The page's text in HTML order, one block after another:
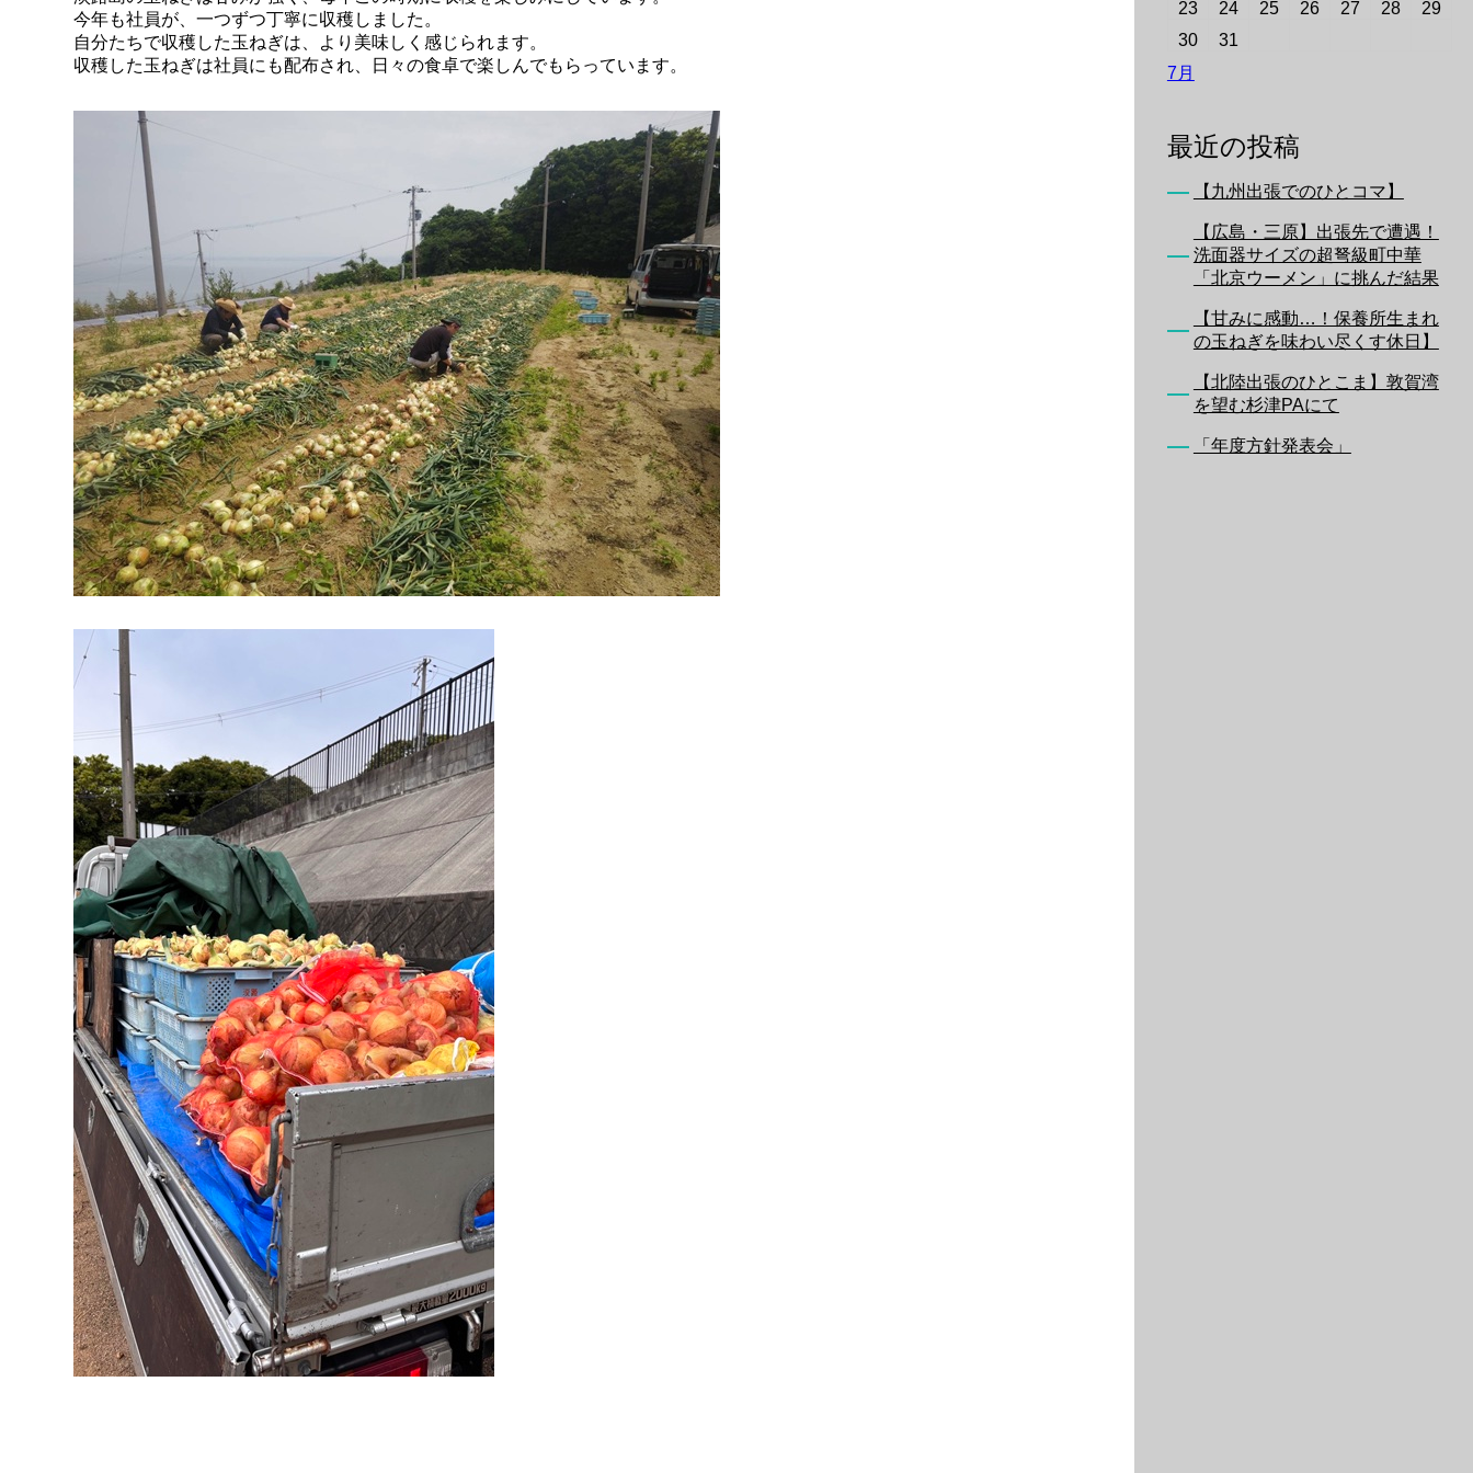
今年も社員が、一つずつ丁寧に収穫しました。
自分たちで収穫した玉ねぎは、より美味しく感じられます。
収穫した玉ねぎは社員にも配布され、日々の食卓で楽しんでもらっています。
23
24 25 26 27 28
29
30
31
7月
最近の投稿
【九州出張でのひとコマ】
【広島・三原】出張先で遭遇！
洗面器サイズの超弩級町中華
「北京ウーメン」に挑んだ結果
【甘みに感動…！保養所生まれ
の玉ねぎを味わい尽くす休日】
【北陸出張のひとこま】敦賀湾
を望む杉津PAにて
「年度方針発表会」